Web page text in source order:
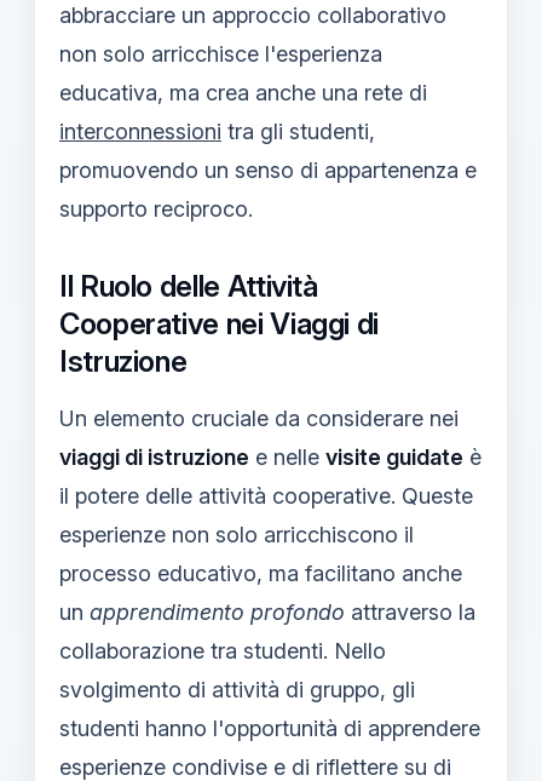
abbracciare un approccio collaborativo
non solo arricchisce l'esperienza
educativa, ma crea anche una rete di
interconnessioni tra gli studenti,
promuovendo un senso di appartenenza e
supporto reciproco.
Il Ruolo delle Attività
Cooperative nei Viaggi di
Istruzione
Un elemento cruciale da considerare nei
viaggi di istruzione e nelle visite guidate è
il potere delle attività cooperative. Queste
esperienze non solo arricchiscono il
processo educativo, ma facilitano anche
un apprendimento profondo attraverso la
collaborazione tra studenti. Nello
svolgimento di attività di gruppo, gli
studenti hanno l'opportunità di apprendere
esperienze condivise e di riflettere su di